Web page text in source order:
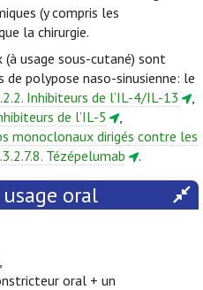
(y compris les
la chirurgie.
usage sous-cutané) sont
polypose naso-sinusienne: le
Inhibiteurs de l’IL-4/IL-13
,
de l’IL-5
,
monoclonaux dirigés contre les
Tézépelumab .
oral
oral + un